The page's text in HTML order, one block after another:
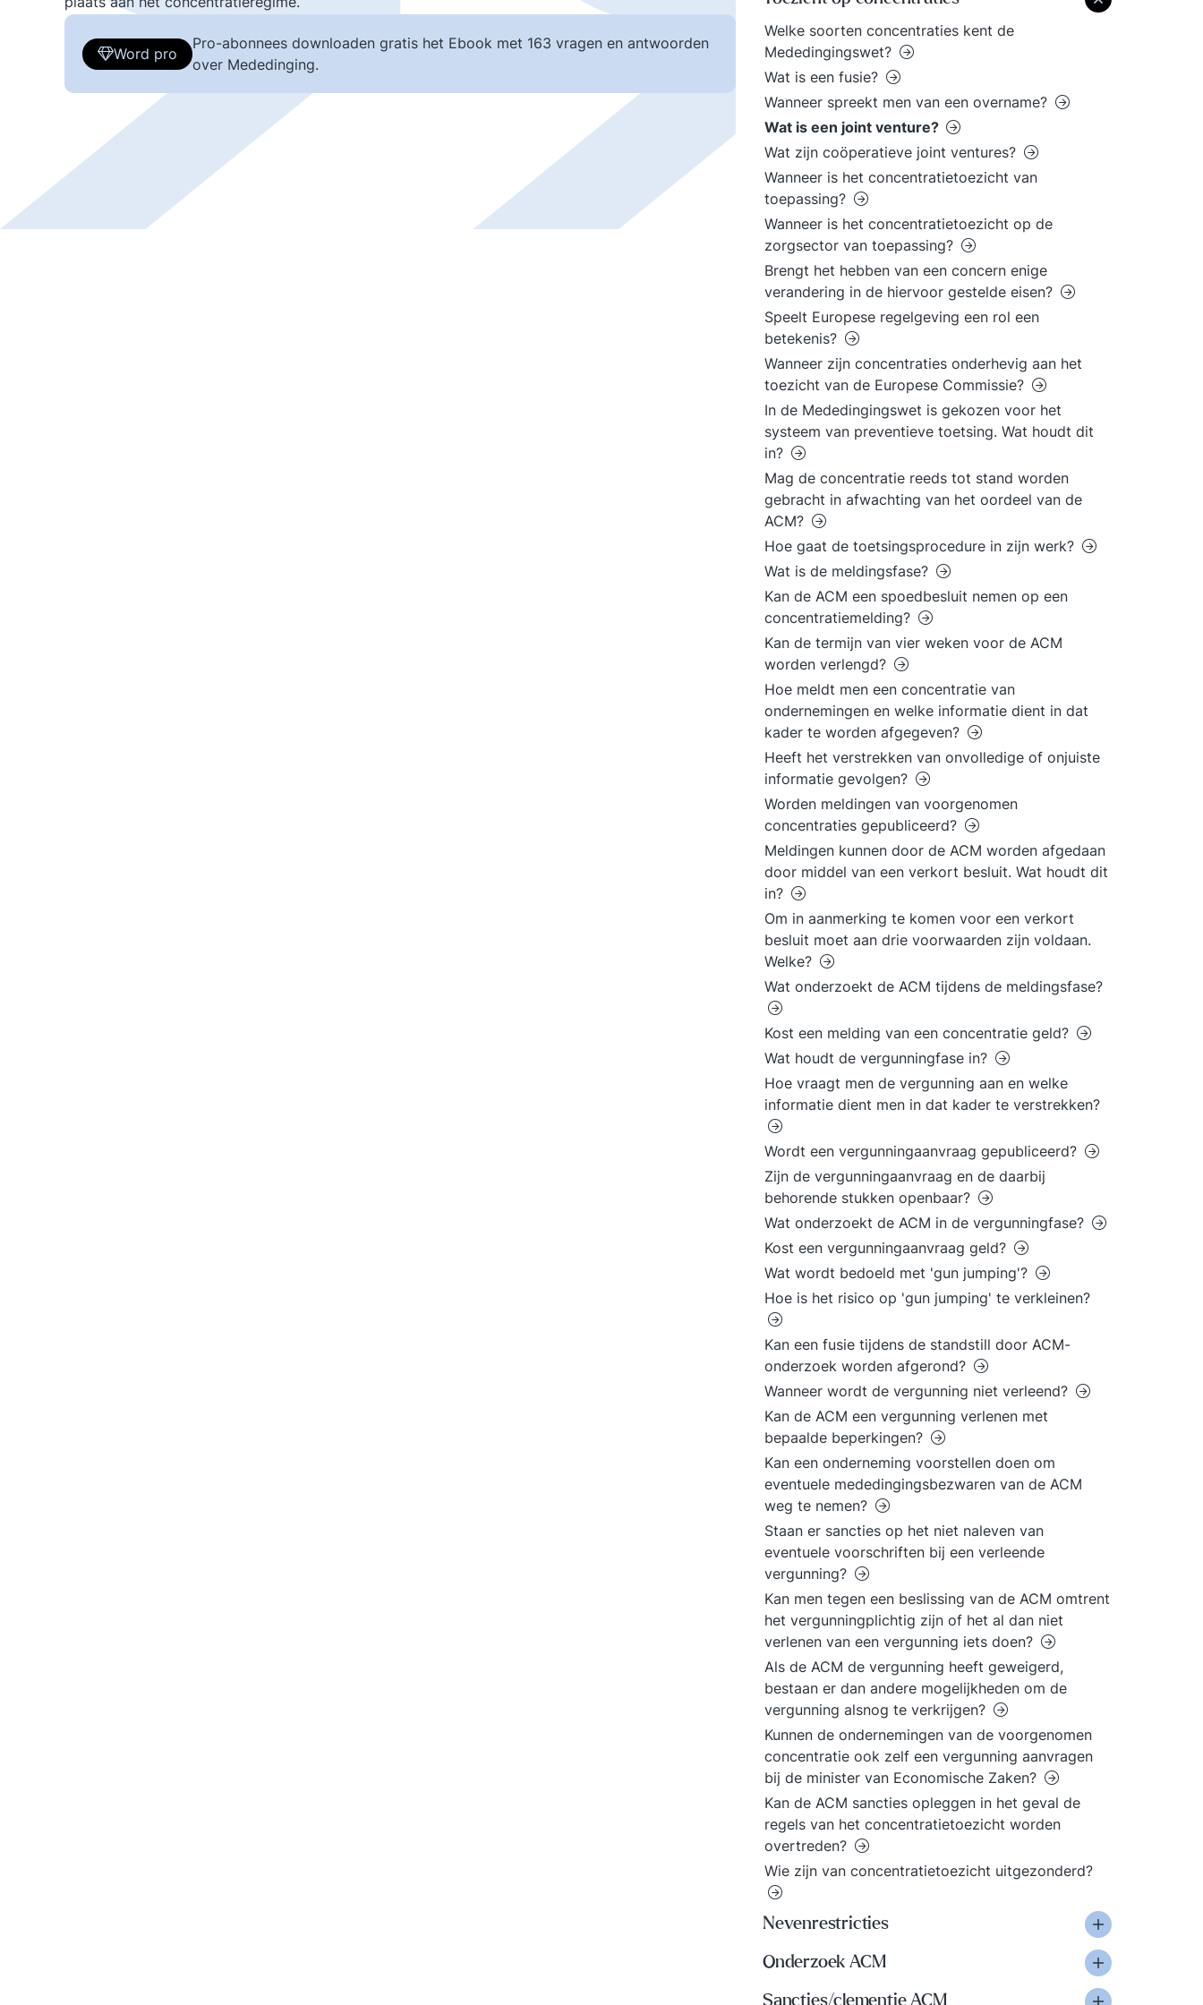
Word pro
Pro-abonnees downloaden gratis het Ebook met 163 vragen en antwoorden
over Mededinging.
Welke soorten concentraties kent de
Mededingingswet?
Wat is een fusie?
Wanneer spreekt men van een overname?
Wat is een joint venture?
Wat zijn coöperatieve joint ventures?
Wanneer is het concentratietoezicht van
toepassing?
Wanneer is het concentratietoezicht op de
zorgsector van toepassing?
Brengt het hebben van een concern enige
verandering in de hiervoor gestelde eisen?
Speelt Europese regelgeving een rol een
betekenis?
Wanneer zijn concentraties onderhevig aan het
toezicht van de Europese Commissie?
In de Mededingingswet is gekozen voor het
systeem van preventieve toetsing. Wat houdt dit
in?
Mag de concentratie reeds tot stand worden
gebracht in afwachting van het oordeel van de
ACM?
Hoe gaat de toetsingsprocedure in zijn werk?
Wat is de meldingsfase?
Kan de ACM een spoedbesluit nemen op een
concentratiemelding?
Kan de termijn van vier weken voor de ACM
worden verlengd?
Hoe meldt men een concentratie van
ondernemingen en welke informatie dient in dat
kader te worden afgegeven?
Heeft het verstrekken van onvolledige of onjuiste
informatie gevolgen?
Worden meldingen van voorgenomen
concentraties gepubliceerd?
Meldingen kunnen door de ACM worden afgedaan
door middel van een verkort besluit. Wat houdt dit
in?
Om in aanmerking te komen voor een verkort
besluit moet aan drie voorwaarden zijn voldaan.
Welke?
Wat onderzoekt de ACM tijdens de meldingsfase?
Kost een melding van een concentratie geld?
Wat houdt de vergunningfase in?
Hoe vraagt men de vergunning aan en welke
informatie dient men in dat kader te verstrekken?
Wordt een vergunningaanvraag gepubliceerd?
Zijn de vergunningaanvraag en de daarbij
behorende stukken openbaar?
Wat onderzoekt de ACM in de vergunningfase?
Kost een vergunningaanvraag geld?
Wat wordt bedoeld met 'gun jumping'?
Hoe is het risico op 'gun jumping' te verkleinen?
Kan een fusie tijdens de standstill door ACM-
onderzoek worden afgerond?
Wanneer wordt de vergunning niet verleend?
Kan de ACM een vergunning verlenen met
bepaalde beperkingen?
Kan een onderneming voorstellen doen om
eventuele mededingingsbezwaren van de ACM
weg te nemen?
Staan er sancties op het niet naleven van
eventuele voorschriften bij een verleende
vergunning?
Kan men tegen een beslissing van de ACM omtrent
het vergunningplichtig zijn of het al dan niet
verlenen van een vergunning iets doen?
Als de ACM de vergunning heeft geweigerd,
bestaan er dan andere mogelijkheden om de
vergunning alsnog te verkrijgen?
Kunnen de ondernemingen van de voorgenomen
concentratie ook zelf een vergunning aanvragen
bij de minister van Economische Zaken?
Kan de ACM sancties opleggen in het geval de
regels van het concentratietoezicht worden
overtreden?
Wie zijn van concentratietoezicht uitgezonderd?
Nevenrestricties
Onderzoek ACM
Sancties/clementie ACM